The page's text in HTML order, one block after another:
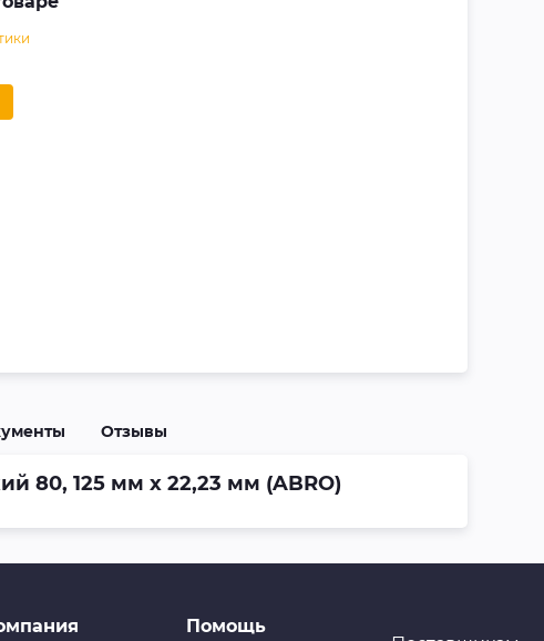
Отзывы
80, 125 мм х 22,23 мм (ABRO)
Помощь